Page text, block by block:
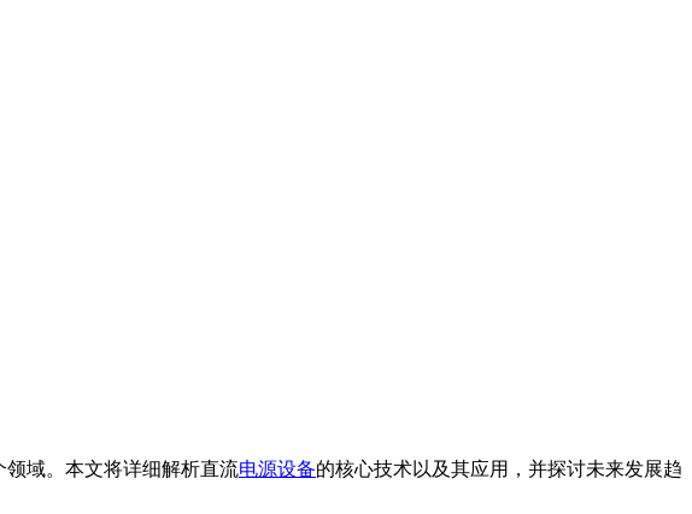
域。本文将详细解析直流电源设备的核心技术以及其应用，并探讨未来发展趋